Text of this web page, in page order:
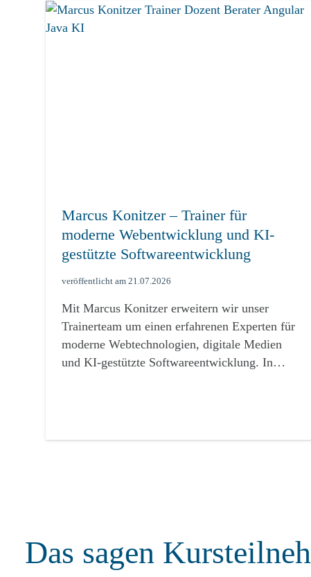
Marcus Konitzer – Trainer für
moderne Webentwicklung und KI-
gestützte Softwareentwicklung
veröffentlicht am21.07.2026
Mit Marcus Konitzer erweitern wir unser
Trainerteam um einen erfahrenen Experten für
moderne Webtechnologien, digitale Medien
und KI-gestützte Softwareentwicklung. In…
Das sagen